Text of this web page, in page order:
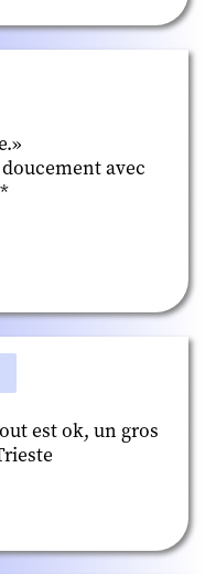
avec
est ok, un gros